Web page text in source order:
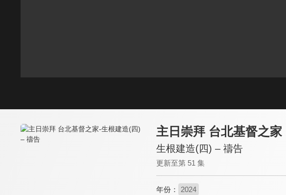
主日崇拜 台北基督之家
生根建造(四) – 禱告
更新至第 51 集
年份： 2024